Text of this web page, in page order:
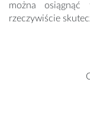
można
rzeczywiście